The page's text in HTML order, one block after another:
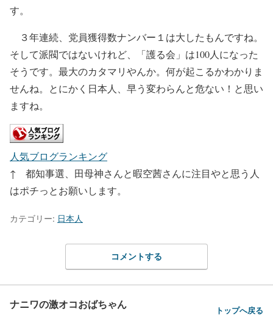
す。
３年連続、党員獲得数ナンバー１は大したもんですね。
そして派閥ではないけれど、「護る会」は100人になった
そうです。最大のカタマリやんか。何が起こるかわかりま
せんね。とにかく日本人、早う変わらんと危ない！と思い
ますね。
人気ブログランキング
↑ 都知事選、田母神さんと暇空茜さんに注目やと思う人
はポチっとお願いします。
カテゴリー: 日本人
コメントする
ナニワの激オコおばちゃん トップへ戻る